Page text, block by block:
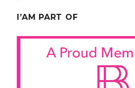
I’AM PART OF